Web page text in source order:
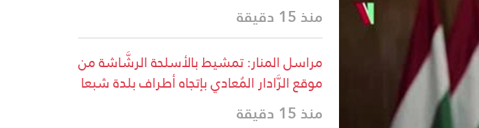
منذ 15 دقيقة
مراسل المنار: تمشيط بالأسلحة الرشَّاشة من
موقع الرَّادار المُعادي بإتجاه أطراف بلدة شبعا
منذ 15 دقيقة